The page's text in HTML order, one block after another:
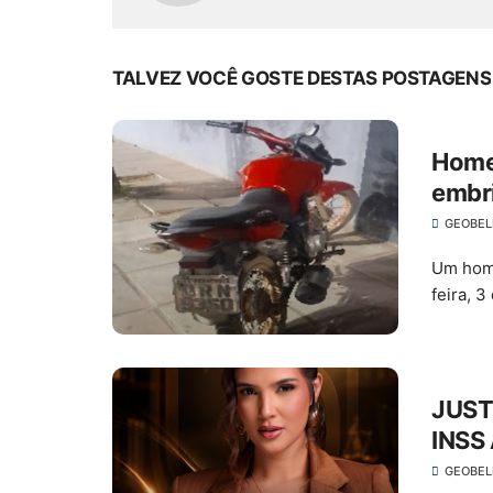
TALVEZ VOCÊ GOSTE DESTAS POSTAGENS
José
Um
feira, 3
INSS
E